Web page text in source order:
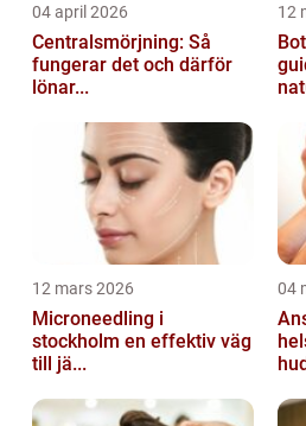
04 april 2026
Centralsmörjning: Så
fungerar det och därför
lönar...
12
12 mars 2026
Microneedling i
stockholm en effektiv väg
till jä...
04